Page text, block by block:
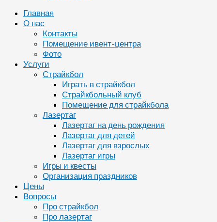
Главная
О нас
Контакты
Помещение ивент-центра
Фото
Услуги
Страйкбол
Играть в страйкбол
Страйкбольный клуб
Помещение для страйкбола
Лазертаг
Лазертаг на день рождения
Лазертаг для детей
Лазертаг для взрослых
Лазертаг игры
Игры и квесты
Организация праздников
Цены
Вопросы
Про страйкбол
Про лазертаг